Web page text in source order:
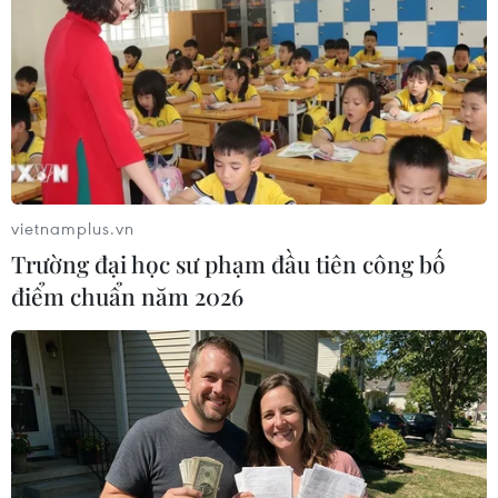
thiên tai trong thời gian tới./.
(TTXVN/Vietnam+)
#bão số 5 #khắc phục hậu quả bão #mưa rất lớn
vietnamplus.vn
Trường đại học sư phạm đầu tiên công bố
điểm chuẩn năm 2026